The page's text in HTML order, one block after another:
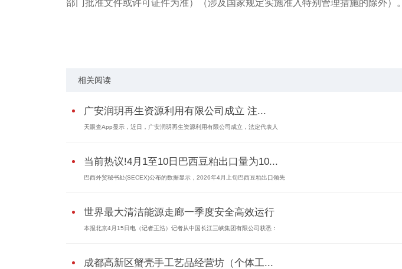
部门批准文件或许可证件为准）（涉及国家规定实施准入特别管理措施的除外）。
相关阅读
广安润玥再生资源利用有限公司成立 注...
天眼查App显示，近日，广安润玥再生资源利用有限公司成立，法定代表人
当前热议!4月1至10日巴西豆粕出口量为10...
巴西外贸秘书处(SECEX)公布的数据显示，2026年4月上旬巴西豆粕出口领先
世界最大清洁能源走廊一季度安全高效运行
本报北京4月15日电（记者王浩）记者从中国长江三峡集团有限公司获悉：
成都高新区蟹壳手工艺品经营坊（个体工...